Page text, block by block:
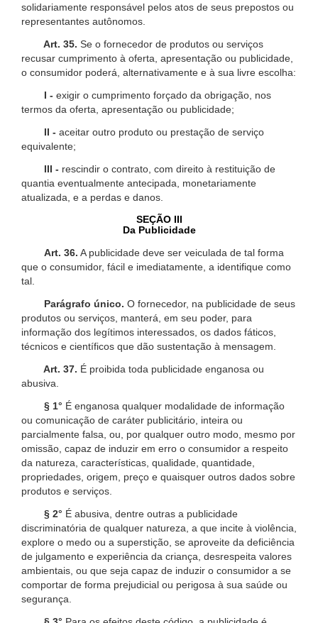
solidariamente responsável pelos atos de seus prepostos ou
representantes autônomos.
Art. 35. Se o fornecedor de produtos ou serviços
recusar cumprimento à oferta, apresentação ou publicidade,
o consumidor poderá, alternativamente e à sua livre escolha:
I - exigir o cumprimento forçado da obrigação, nos
termos da oferta, apresentação ou publicidade;
II - aceitar outro produto ou prestação de serviço
equivalente;
III - rescindir o contrato, com direito à restituição de
quantia eventualmente antecipada, monetariamente
atualizada, e a perdas e danos.
SEÇÃO III
Da Publicidade
Art. 36. A publicidade deve ser veiculada de tal forma
que o consumidor, fácil e imediatamente, a identifique como
tal.
Parágrafo único. O fornecedor, na publicidade de seus
produtos ou serviços, manterá, em seu poder, para
informação dos legítimos interessados, os dados fáticos,
técnicos e científicos que dão sustentação à mensagem.
Art. 37. É proibida toda publicidade enganosa ou
abusiva.
§ 1° É enganosa qualquer modalidade de informação
ou comunicação de caráter publicitário, inteira ou
parcialmente falsa, ou, por qualquer outro modo, mesmo por
omissão, capaz de induzir em erro o consumidor a respeito
da natureza, características, qualidade, quantidade,
propriedades, origem, preço e quaisquer outros dados sobre
produtos e serviços.
§ 2° É abusiva, dentre outras a publicidade
discriminatória de qualquer natureza, a que incite à violência,
explore o medo ou a superstição, se aproveite da deficiência
de julgamento e experiência da criança, desrespeita valores
ambientais, ou que seja capaz de induzir o consumidor a se
comportar de forma prejudicial ou perigosa à sua saúde ou
segurança.